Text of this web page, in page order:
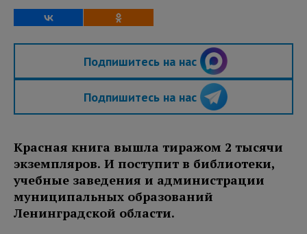
Подпишитесь на нас
Подпишитесь на нас
Красная книга вышла тиражом 2 тысячи
экземпляров. И поступит в библиотеки,
учебные заведения и администрации
муниципальных образований
Ленинградской области.